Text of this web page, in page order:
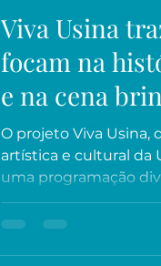
Viva Usina
focam na
e na cena
O projeto Viva Usina,
artística e cultural da
uma programação